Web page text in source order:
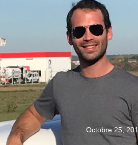
Octobre 25,